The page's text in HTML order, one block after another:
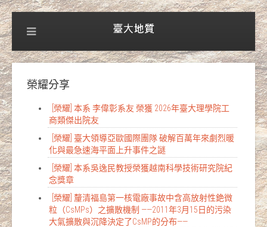
榮耀分享
[榮耀] 本系 李偉彰系友 榮獲 2026年臺大理學院工
商類傑出院友
[榮耀] 臺大領導亞歐國際團隊 破解百萬年來劇烈暖
化與最急速海平面上升事件之謎
[榮耀] 本系吳逸民教授榮獲越南科學技術研究院紀
念獎章
[榮耀] 釐清福島第一核電廠事故中含高放射性銫微
粒（CsMPs）之擴散機制 ——2011年3月15日的污染
大氣擴散與沉降決定了CsMP的分布——